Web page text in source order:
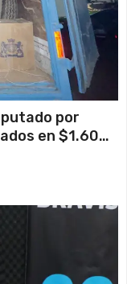
por
en $1.600